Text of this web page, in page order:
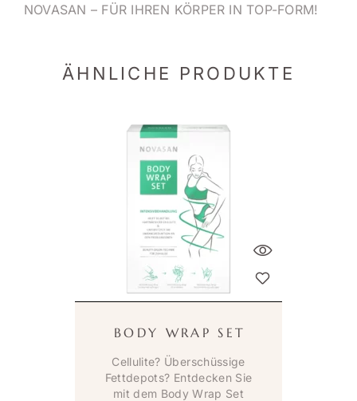
NOVASAN – FÜR IHREN KÖRPER IN TOP-FORM!
ÄHNLICHE PRODUKTE
BODY WRAP SET
Cellulite? Überschüssige
Fettdepots? Entdecken Sie
mit dem Body Wrap Set